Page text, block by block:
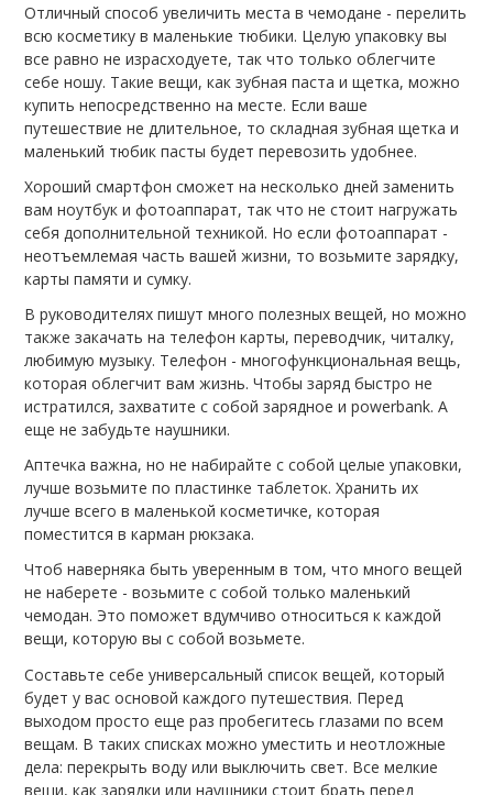
Отличный способ увеличить места в чемодане - перелить
всю косметику в маленькие тюбики. Целую упаковку вы
все равно не израсходуете, так что только облегчите
себе ношу. Такие вещи, как зубная паста и щетка, можно
купить непосредственно на месте. Если ваше
путешествие не длительное, то складная зубная щетка и
маленький тюбик пасты будет перевозить удобнее.
Хороший смартфон сможет на несколько дней заменить
вам ноутбук и фотоаппарат, так что не стоит нагружать
себя дополнительной техникой. Но если фотоаппарат -
неотъемлемая часть вашей жизни, то возьмите зарядку,
карты памяти и сумку.
В руководителях пишут много полезных вещей, но можно
также закачать на телефон карты, переводчик, читалку,
любимую музыку. Телефон - многофункциональная вещь,
которая облегчит вам жизнь. Чтобы заряд быстро не
истратился, захватите с собой зарядное и powerbank. А
еще не забудьте наушники.
Аптечка важна, но не набирайте с собой целые упаковки,
лучше возьмите по пластинке таблеток. Хранить их
лучше всего в маленькой косметичке, которая
поместится в карман рюкзака.
Чтоб наверняка быть уверенным в том, что много вещей
не наберете - возьмите с собой только маленький
чемодан. Это поможет вдумчиво относиться к каждой
вещи, которую вы с собой возьмете.
Составьте себе универсальный список вещей, который
будет у вас основой каждого путешествия. Перед
выходом просто еще раз пробегитесь глазами по всем
вещам. В таких списках можно уместить и неотложные
дела: перекрыть воду или выключить свет. Все мелкие
вещи, как зарядки или наушники стоит брать перед